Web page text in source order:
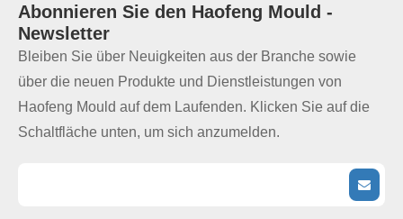
Abonnieren Sie den Haofeng Mould -
Newsletter
Bleiben Sie über Neuigkeiten aus der Branche sowie
über die neuen Produkte und Dienstleistungen von
Haofeng Mould auf dem Laufenden. Klicken Sie auf die
Schaltfläche unten, um sich anzumelden.